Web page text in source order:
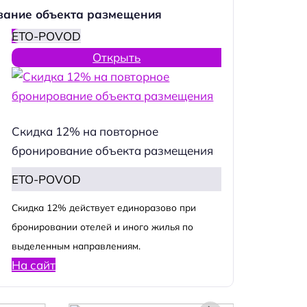
объекта размещения
ETO-POVOD
Открыть
Скидка 12% на повторное
бронирование объекта размещения
ETO-POVOD
Cкидка 12% действует единоразово при
бронировании отелей и иного жилья по
выделенным направлениям.
На сайт